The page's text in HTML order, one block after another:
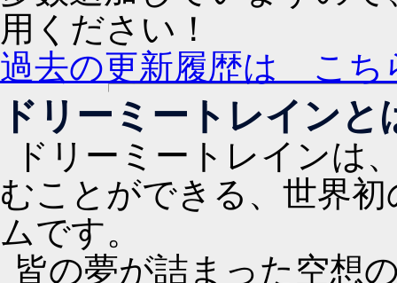
用ください！
過去の更新履歴は こち
ドリーミートレインと
ドリーミートレインは
むことができる、世界
ムです。
皆の夢が詰まった空想